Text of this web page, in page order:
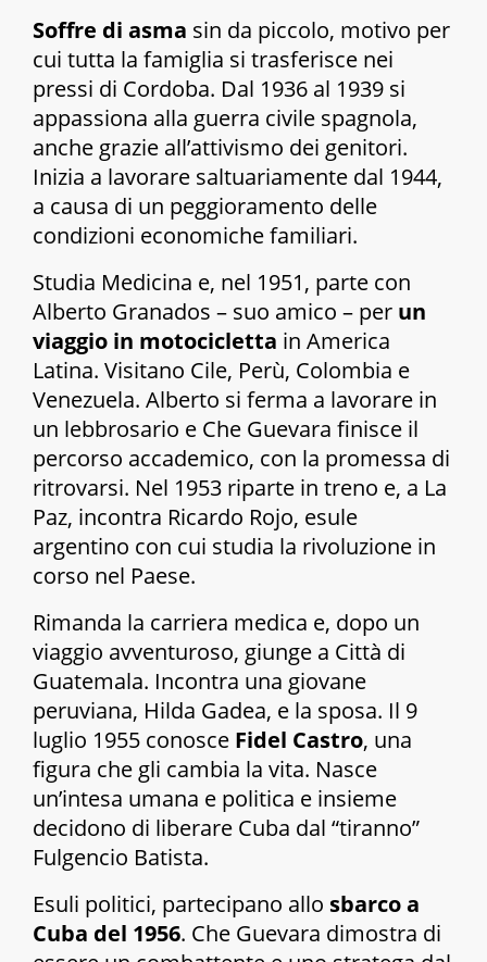
Soffre di asma sin da piccolo, motivo per
cui tutta la famiglia si trasferisce nei
pressi di Cordoba. Dal 1936 al 1939 si
appassiona alla guerra civile spagnola,
anche grazie all’attivismo dei genitori.
Inizia a lavorare saltuariamente dal 1944,
a causa di un peggioramento delle
condizioni economiche familiari.
Studia Medicina e, nel 1951, parte con
Alberto Granados – suo amico – per un
viaggio in motocicletta in America
Latina. Visitano Cile, Perù, Colombia e
Venezuela. Alberto si ferma a lavorare in
un lebbrosario e Che Guevara finisce il
percorso accademico, con la promessa di
ritrovarsi. Nel 1953 riparte in treno e, a La
Paz, incontra Ricardo Rojo, esule
argentino con cui studia la rivoluzione in
corso nel Paese.
Rimanda la carriera medica e, dopo un
viaggio avventuroso, giunge a Città di
Guatemala. Incontra una giovane
peruviana, Hilda Gadea, e la sposa. Il 9
luglio 1955 conosce Fidel Castro, una
figura che gli cambia la vita. Nasce
un’intesa umana e politica e insieme
decidono di liberare Cuba dal “tiranno”
Fulgencio Batista.
Esuli politici, partecipano allo sbarco a
Cuba del 1956. Che Guevara dimostra di